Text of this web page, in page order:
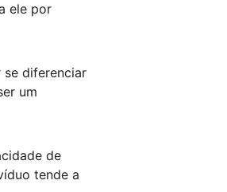
ele por
se diferenciar
um
de
tende a